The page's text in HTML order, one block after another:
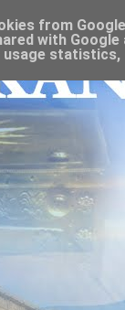
from
with
statistics,